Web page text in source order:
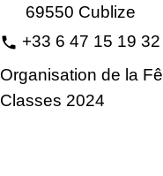
69550 Cublize
phone +33 6 47 15 19 32
Organisation de la
Classes 2024